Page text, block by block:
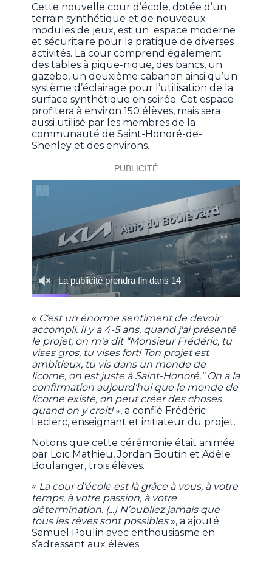
Cette nouvelle cour d’école, dotée d’un
terrain synthétique et de nouveaux
modules de jeux, est un espace moderne
et sécuritaire pour la pratique de diverses
activités. La cour comprend également
des tables à pique-nique, des bancs, un
gazebo, un deuxième cabanon ainsi qu’un
système d’éclairage pour l’utilisation de la
surface synthétique en soirée. Cet espace
profitera à environ 150 élèves, mais sera
aussi utilisé par les membres de la
communauté de Saint-Honoré-de-
Shenley et des environs.
« C'est un énorme sentiment de devoir
accompli. Il y a 4-5 ans, quand j'ai présenté
le projet, on m'a dit “Monsieur Frédéric, tu
vises gros, tu vises fort! Ton projet est
ambitieux, tu vis dans un monde de
licorne, on est juste à Saint-Honoré.“ On a la
confirmation aujourd'hui que le monde de
licorne existe, on peut créer des choses
quand on y croit!», a confié Frédéric
Leclerc, enseignant et initiateur du projet.
Notons que cette cérémonie était animée
par Loïc Mathieu, Jordan Boutin et Adèle
Boulanger, trois élèves.
« La cour d’école est là grâce à vous, à votre
temps, à votre passion, à votre
détermination. (...) N’oubliez jamais que
tous les rêves sont possibles», a ajouté
Samuel Poulin avec enthousiasme en
s’adressant aux élèves.